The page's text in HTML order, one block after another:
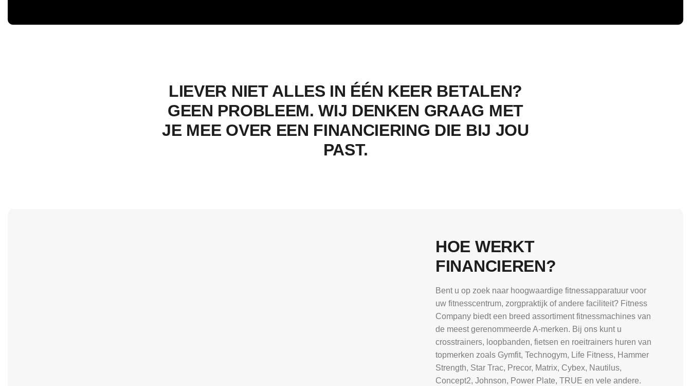
LIEVER NIET ALLES IN ÉÉN KEER BETALEN?
GEEN PROBLEEM. WIJ DENKEN GRAAG MET
JE MEE OVER EEN FINANCIERING DIE BIJ JOU
PAST.
HOE WERKT
FINANCIEREN?
Bent u op zoek naar hoogwaardige fitnessapparatuur voor
uw fitnesscentrum, zorgpraktijk of andere faciliteit? Fitness
Company biedt een breed assortiment fitnessmachines van
de meest gerenommeerde A-merken. Bij ons kunt u
crosstrainers, loopbanden, fietsen en roeitrainers huren van
topmerken zoals Gymfit, Technogym, Life Fitness, Hammer
Strength, Star Trac, Precor, Matrix, Cybex, Nautilus,
Concept2, Johnson, Power Plate, TRUE en vele andere.